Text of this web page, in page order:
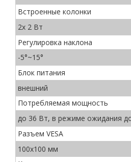
Встроенные колонки
2х 2 Вт
Регулировка наклона
-5°~15°
Блок питания
внешний
Потребляемая мощность
до 36 Вт, в режиме ожидания
Разъем VESA
100x100 мм